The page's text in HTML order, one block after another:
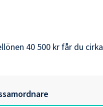
40 500 krfår du cirka